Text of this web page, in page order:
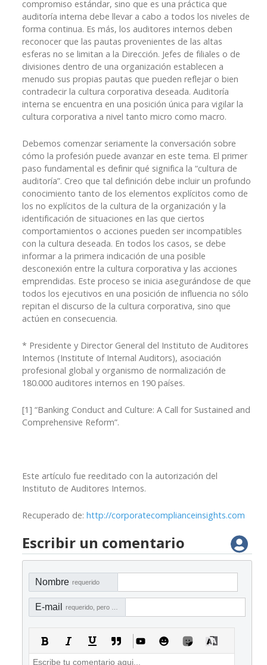
compromiso estándar, sino que es una práctica que
auditoría interna debe llevar a cabo a todos los niveles de
forma continua. Es más, los auditores internos deben
reconocer que las pautas provenientes de las altas
esferas no se limitan a la Dirección. Jefes de filiales o de
divisiones dentro de una organización establecen a
menudo sus propias pautas que pueden reflejar o bien
contradecir la cultura corporativa deseada. Auditoría
interna se encuentra en una posición única para vigilar la
cultura corporativa a nivel tanto micro como macro.
Debemos comenzar seriamente la conversación sobre
cómo la profesión puede avanzar en este tema. El primer
paso fundamental es definir qué significa la “cultura de
auditoría”. Creo que tal definición debe incluir un profundo
conocimiento tanto de los elementos explícitos como de
los no explícitos de la cultura de la organización y la
identificación de situaciones en las que ciertos
comportamientos o acciones pueden ser incompatibles
con la cultura deseada. En todos los casos, se debe
informar a la primera indicación de una posible
desconexión entre la cultura corporativa y las acciones
emprendidas. Este proceso se inicia asegurándose de que
todos los ejecutivos en una posición de influencia no sólo
repitan el discurso de la cultura corporativa, sino que
actúen en consecuencia.
* Presidente y Director General del Instituto de Auditores
Internos (Institute of Internal Auditors), asociación
profesional global y organismo de normalización de
180.000 auditores internos en 190 países.
[1] “Banking Conduct and Culture: A Call for Sustained and
Comprehensive Reform”.
Este artículo fue reeditado con la autorización del
Instituto de Auditores Internos.
Recuperado de: http://corporatecomplianceinsights.com
Escribir un comentario
Nombre requerido
E-mail